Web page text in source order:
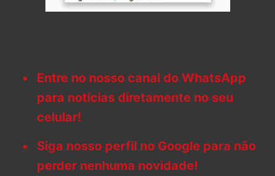
Entre no nosso canal do WhatsApp
para notícias diretamente no seu
celular!
Siga nosso perfil no Google para não
perder nenhuma novidade!